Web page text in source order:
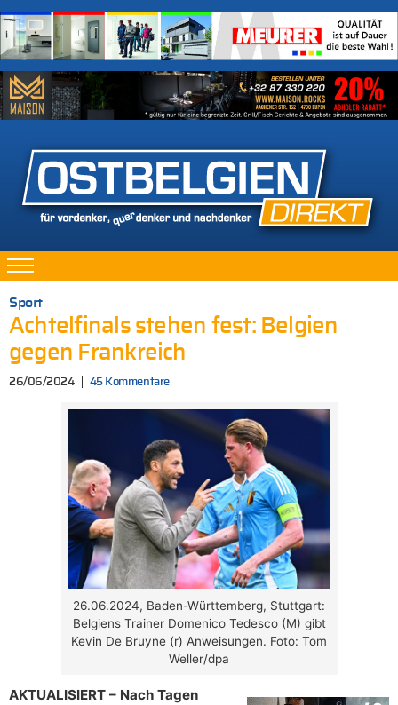
Sport
Achtelfinals stehen fest: Belgien
gegen Frankreich
26/06/2024 45 Kommentare
26.06.2024, Baden-Württemberg, Stuttgart:
Belgiens Trainer Domenico Tedesco (M) gibt
Kevin De Bruyne (r) Anweisungen. Foto: Tom
Weller/dpa
AKTUALISIERT – Nach Tagen